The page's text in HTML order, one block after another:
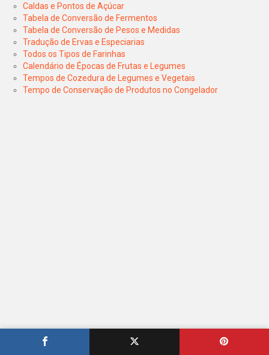
Caldas e Pontos de Açúcar
Tabela de Conversão de Fermentos
Tabela de Conversão de Pesos e Medidas
Tradução de Ervas e Especiarias
Todos os Tipos de Farinhas
Calendário de Épocas de Frutas e Legumes
Tempos de Cozedura de Legumes e Vegetais
Tempo de Conservação de Produtos no Congelador